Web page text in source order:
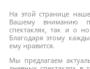
На этой странице
Вашему вниманию
спектаклях, так и о
Благодаря этому
ему нравится.
Мы предлагаем